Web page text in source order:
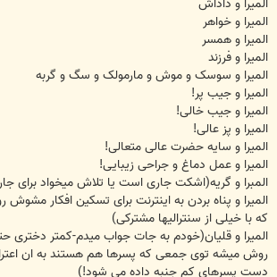
المیرا و خواهر
المیرا و همسر
المیرا و فرزند
المیرا و سوسک و موش و مارمولک و سگ و گربه
المیرا و جیب پر!
المیرا و جیب خالی!
المیرا و پز عالی!
المیرا و سایه حضرت عالی متعالی!
المیرا و عمل دماغ و جراحی زیبایی!
المبرا و گریه(اشکت جاری است یا تلاش میخواد برای
المیرا و پناه بردن به اینترنت برای تسکین افکار مشوش
که با خیلی از سنترالیها مشترکی)
المیرا و قلیان(خودم به جات جواب میدم-کمتر دختری
روش میشه توی جمعی که پسرها هم هستند به ان
دست پسرهای کم جنبه داده می شود!)